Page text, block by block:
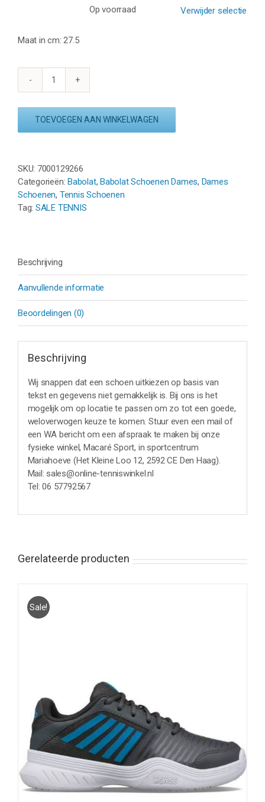
Op voorraad Verwijder selectie
Maat in cm: 27.5
BABOLAT
COURT
aantal
TOEVOEGEN AAN WINKELWAGEN
SKU: 7000129266
Categorieën:Babolat,Babolat Schoenen Dames, Dames
Schoenen, Tennis Schoenen
Tag: SALE TENNIS
Beschrijving
Aanvullende informatie
Beoordelingen (0)
Beschrijving
Wij snappen dat een schoen uitkiezen op basis van
tekst en gegevens niet gemakkelijk is. Bij ons is het
mogelijk om op locatie te passen om zo tot een goede,
weloverwogen keuze te komen. Stuur even een mail of
een WA bericht om een afspraak te maken bij onze
fysieke winkel, Macaré Sport, in sportcentrum
Mariahoeve (Het Kleine Loo 12, 2592 CE Den Haag).
Mail: sales@online-tenniswinkel.nl
Tel: 06 57792567
Gerelateerde producten
Sale!